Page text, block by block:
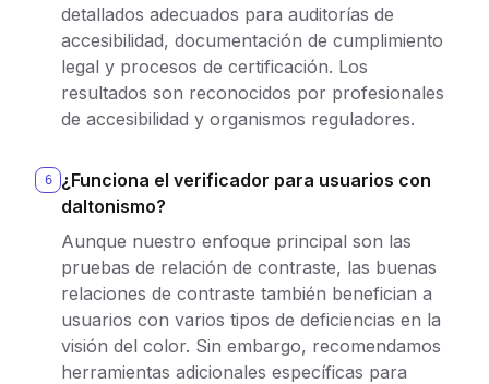
detallados adecuados para auditorías de
accesibilidad, documentación de cumplimiento
legal y procesos de certificación. Los
resultados son reconocidos por profesionales
de accesibilidad y organismos reguladores.
6
¿Funciona el verificador para usuarios con
daltonismo?
Aunque nuestro enfoque principal son las
pruebas de relación de contraste, las buenas
relaciones de contraste también benefician a
usuarios con varios tipos de deficiencias en la
visión del color. Sin embargo, recomendamos
herramientas adicionales específicas para